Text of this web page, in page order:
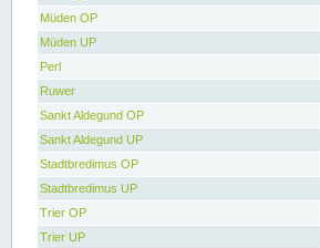
Müden OP
Müden UP
Perl
Ruwer
Sankt Aldegund OP
Sankt Aldegund UP
Stadtbredimus OP
Stadtbredimus UP
Trier OP
Trier UP